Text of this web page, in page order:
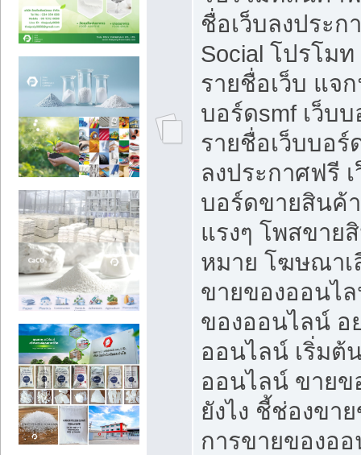
ชื่อเว็บลงประ
Social โปรโม
รายชื่อเว็บ แจ
บอร์ดsmf เว็บ
รายชื่อเว็บบอ
ลงประกาศฟรี
บอร์ดขายสินค้
แรงๆ โพสขาย
หมาย โฆษณาเ
ขายของออนไ
ของออนไลน์ อ
ออนไลน์ เริ่มต้
ออนไลน์ ขายข
ยังไง ชี้ช่องขา
การขายของอ